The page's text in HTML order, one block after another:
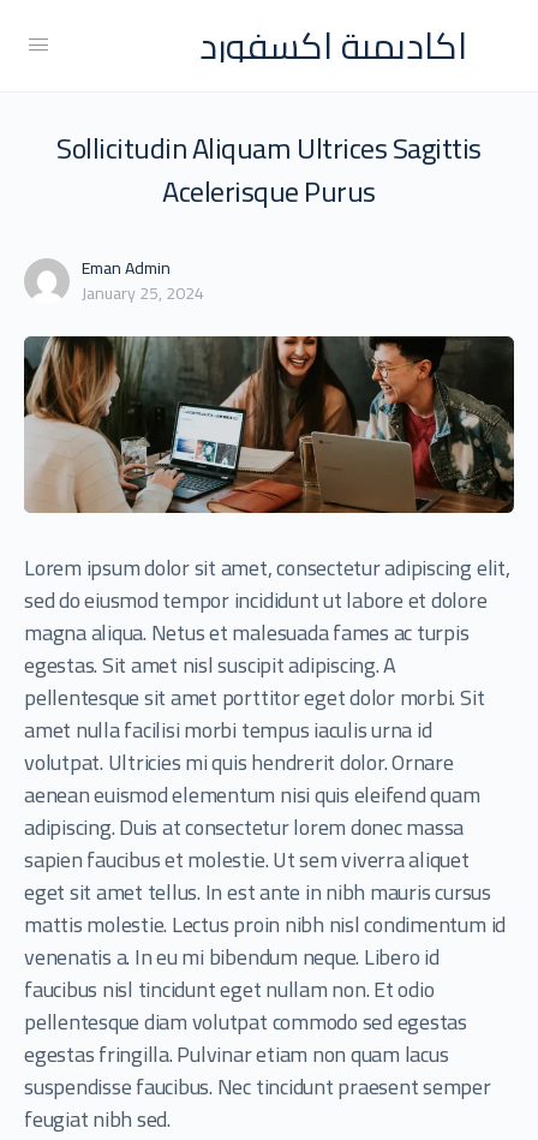
اكاديمية اكسفورد
Sollicitudin Aliquam Ultrices Sagittis
Acelerisque Purus
Eman Admin
January 25, 2024
Lorem ipsum dolor sit amet, consectetur adipiscing elit,
sed do eiusmod tempor incididunt ut labore et dolore
magna aliqua. Netus et malesuada fames ac turpis
egestas. Sit amet nisl suscipit adipiscing. A
pellentesque sit amet porttitor eget dolor morbi. Sit
amet nulla facilisi morbi tempus iaculis urna id
volutpat. Ultricies mi quis hendrerit dolor. Ornare
aenean euismod elementum nisi quis eleifend quam
adipiscing. Duis at consectetur lorem donec massa
sapien faucibus et molestie. Ut sem viverra aliquet
eget sit amet tellus. In est ante in nibh mauris cursus
mattis molestie. Lectus proin nibh nisl condimentum id
venenatis a. In eu mi bibendum neque. Libero id
faucibus nisl tincidunt eget nullam non. Et odio
pellentesque diam volutpat commodo sed egestas
egestas fringilla. Pulvinar etiam non quam lacus
suspendisse faucibus. Nec tincidunt praesent semper
feugiat nibh sed.